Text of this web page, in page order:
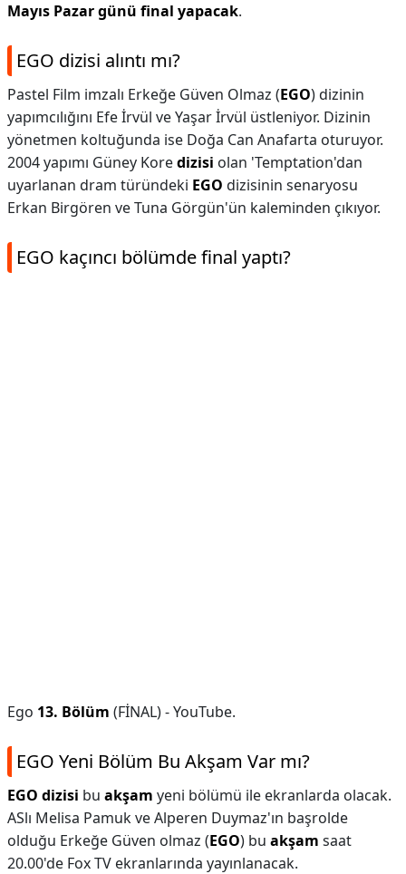
Mayıs Pazar günü final yapacak.
EGO dizisi alıntı mı?
Pastel Film imzalı Erkeğe Güven Olmaz (EGO) dizinin
yapımcılığını Efe İrvül ve Yaşar İrvül üstleniyor. Dizinin
yönetmen koltuğunda ise Doğa Can Anafarta oturuyor.
2004 yapımı Güney Koredizisi olan 'Temptation'dan
uyarlanan dram türündeki EGO dizisinin senaryosu
Erkan Birgören ve Tuna Görgün'ün kaleminden çıkıyor.
EGO kaçıncı bölümde final yaptı?
Ego 13. Bölüm (FİNAL) - YouTube.
EGO Yeni Bölüm Bu Akşam Var mı?
EGO dizisi bu akşam yeni bölümü ile ekranlarda olacak.
ASlı Melisa Pamuk ve Alperen Duymaz'ın başrolde
olduğu Erkeğe Güven olmaz (EGO) bu akşam saat
20.00'de Fox TV ekranlarında yayınlanacak.